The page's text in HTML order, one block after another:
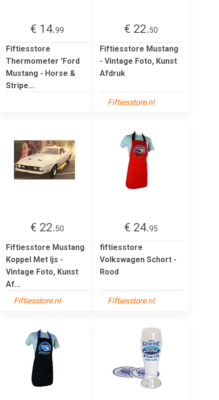
€ 14.99
Fiftiesstore
Thermometer 'Ford
Mustang - Horse &
Stripe...
€ 22.50
Fiftiesstore Mustang
- Vintage Foto, Kunst
Afdruk
Fiftiesstore.nl
€ 22.50
Fiftiesstore Mustang
Koppel Met Ijs -
Vintage Foto, Kunst
Af...
Fiftiesstore.nl
€ 24.95
fiftiesstore
Volkswagen Schort -
Rood
Fiftiesstore.nl